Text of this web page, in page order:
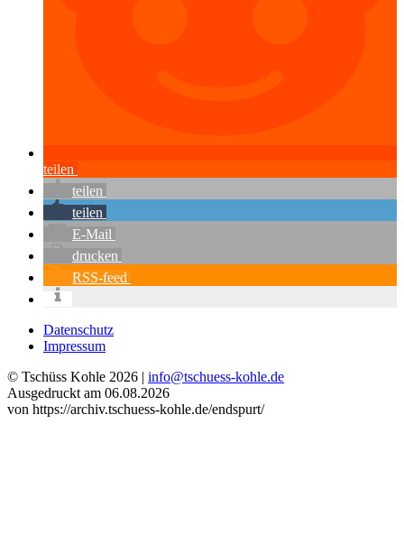
teilen
teilen
teilen
E-Mail
drucken
RSS-feed
Datenschutz
Impressum
© Tschüss Kohle 2026 | info@tschuess-kohle.de
Ausgedruckt am 06.08.2026
von https://archiv.tschuess-kohle.de/endspurt/